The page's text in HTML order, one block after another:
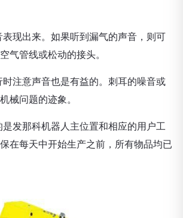
现出来。如果听到漏气的声音，则可
气管线或松动的接头。
注意声音也是有益的。刺耳的噪音或
械问题的迹象。
发那科机器人主位置和相应的用户工
在每天中开始生产之前，所有物品均已